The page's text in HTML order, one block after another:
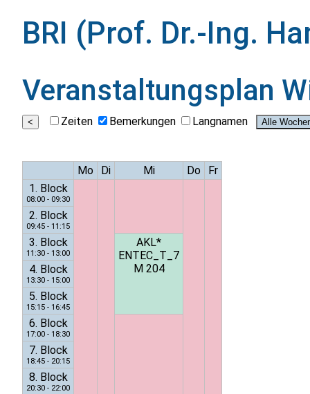
BRI (Prof. Dr.-Ing.
Veranstaltungsplan
Zeiten Bemerkungen Langnamen
Mo Di Mi Do
Fr
1. Block
08:00 - 09:30
2. Block
09:45 - 11:15
3. Block
11:30 - 13:00
AKL*
ENTEC_T_7
M 204
4. Block
13:30 - 15:00
5. Block
15:15 - 16:45
6. Block
17:00 - 18:30
7. Block
18:45 - 20:15
8. Block
20:30 - 22:00